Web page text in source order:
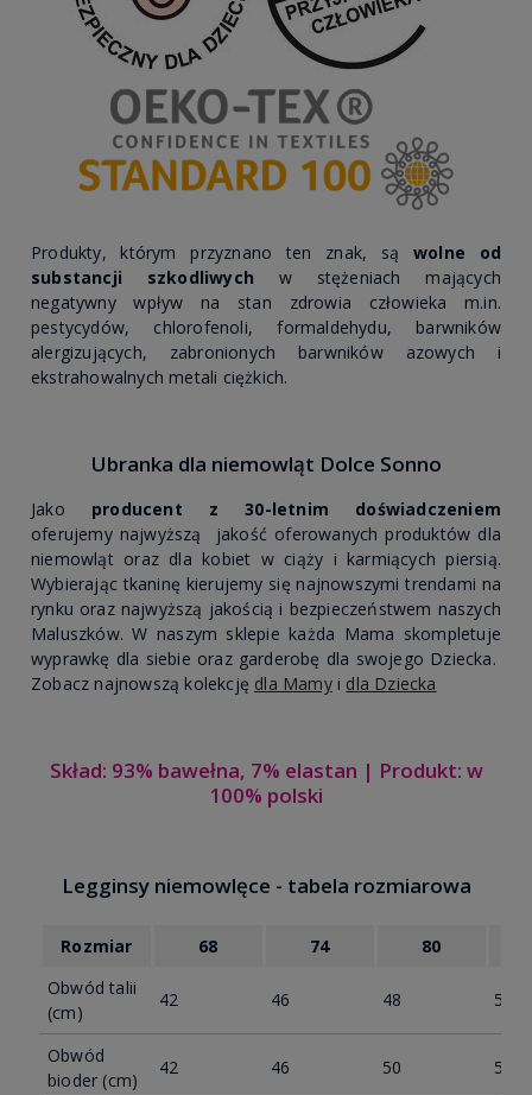
Produkty, którym przyznano ten znak, są wolne od
substancji szkodliwych w stężeniach mających
negatywny wpływ na stan zdrowia człowieka m.in.
pestycydów, chlorofenoli, formaldehydu, barwników
alergizujących, zabronionych barwników azowych i
ekstrahowalnych metali ciężkich.
Ubranka dla niemowląt Dolce Sonno
Jako producent z 30-letnim doświadczeniem
oferujemy najwyższą jakość oferowanych produktów dla
niemowląt oraz dla kobiet w ciąży i karmiących piersią.
Wybierając tkaninę kierujemy się najnowszymi trendami na
rynku oraz najwyższą jakością i bezpieczeństwem naszych
Maluszków. W naszym sklepie każda Mama skompletuje
wyprawkę dla siebie oraz garderobę dla swojego Dziecka.
Zobacz najnowszą kolekcję dla Mamyi dla Dziecka
Skład: 93% bawełna, 7% elastan | Produkt: w
100% polski
Legginsy niemowlęce - tabela rozmiarowa
Rozmiar 68 74
80
Obwód talii
(cm)
42 46 48 50
Obwód
bioder (cm)
42 46 50 52